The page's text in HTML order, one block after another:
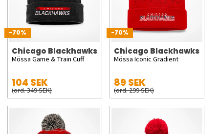
-70%
Chicago Blackhawks
Mössa Game & Train Cuff
104 SEK
(ord. 349 SEK)
-70%
Chicago Blackhawks
Mössa Iconic Gradient
89 SEK
(ord. 299 SEK)